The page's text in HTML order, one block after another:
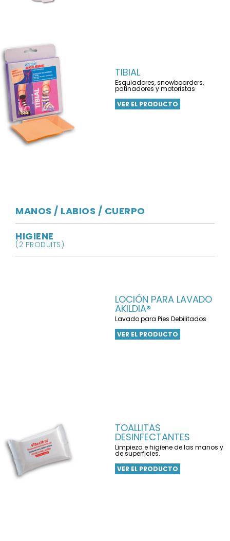
TIBIAL
Esquiadores, snowboarders,
patinadores y motoristas
VER EL PRODUCTO
MANOS / LABIOS / CUERPO
HIGIENE
(2 PRODUITS)
LOCIÓN PARA LAVADO
AKILDIA®
Lavado para Pies Debilitados
VER EL PRODUCTO
TOALLITAS
DESINFECTANTES
Limpieza e higiene de las manos y
de superficies.
VER EL PRODUCTO